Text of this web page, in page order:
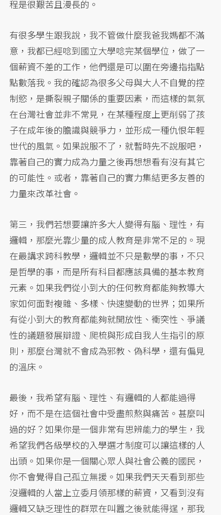
程是很艱苦且漫長的。
有很多學生跟我說，我不管做什麼我爸我媽都不滿
意，我都已經唸到國立大學唸完某個學位，做了一
個薪資不差的工作，他們還是可以圍在旁邊指指點
點數落我。我的確認為很多父母與大人不自覺的控
制慾，是撕裂親子關係的重要因素，而這樣的氣氛
在台灣社會並非不常見，在某種程度上更削弱了孩
子在成年後的膽識與競爭力，並形成一種仇恨年輕
世代的風氣。如果說服不了，就暫時先不說服吧，
靠著自己的實力成為力量之後再想想看有沒有其它
的可能性。或者，靠著自己的實力集結更多友善的
力量來改革社會。
第三，我們若想要讓許多大人變得有腦、理性，有
邏輯，那麼光靠少量的成人教育是非常不足的。現
在最講求跨科教學，邏輯並不只是數學的事，不只
是哲學的事，而是所有科目都應該具備的基本教育
元素。如果我們從小到大的任何教育都能夠教導大
家如何面對複雜、多樣、快速變動的世界；如果所
有從小到大的教育都能夠就開放性、衝突性、爭議
性的議題發展辯證、爬梳與形成自我人生指引的原
則，那麼台灣就不會成為邪教、偽科學，還有偏見
的溫床。
最後，我希望有腦、理性、有邏輯的人都能過得
好，而不是在這個社會中受盡煎熬與痛苦。甚麼叫
過的好？如果你是一個非常有思辨能力的學生，我
希望我們各級學校的入學選才制度可以讓這樣的人
出頭。如果你是一個關心眾人與社會公義的國民，
你不會覺得自己孤立無援。如果我們天天看到那些
沒邏輯的人當上立委月領那樣的薪資，又看到沒有
邏輯又缺乏理性的群眾在叫囂之後就能得逞，那我